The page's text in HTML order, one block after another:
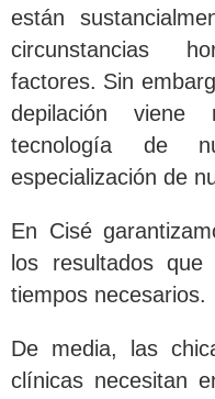
están
circunstancias
factores. Sin
depilación
tecnología de
especialización de
En Cisé
los resultados
tiempos necesarios.
De media, las
clínicas necesitan